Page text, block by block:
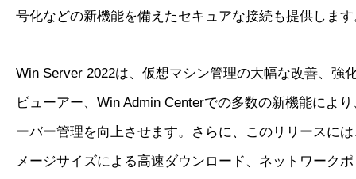
号化などの新機能を備えたセキュアな接続も提供しま
Win Server 2022は、仮想マシン管理の大幅な改善、強
ビューアー、Win Admin Centerでの多数の新機能によ
ーバー管理を向上させます。さらに、このリリースに
メージサイズによる高速ダウンロード、ネットワーク